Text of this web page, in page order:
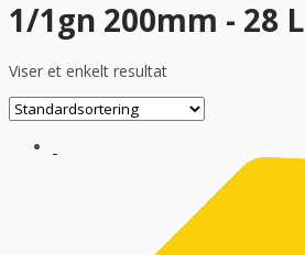
1/1gn 200mm - 28 L
Viser et enkelt resultat